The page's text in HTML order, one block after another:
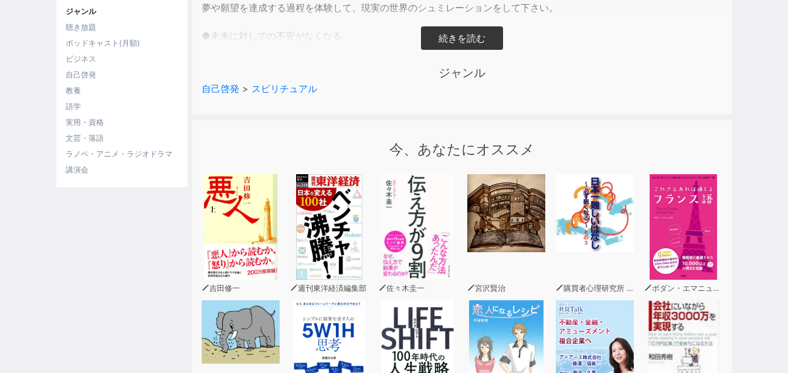
ジャンル
聴き放題
ポッドキャスト(月額)
ビジネス
自己啓発
教養
語学
実用・資格
文芸・落語
ラノベ・アニメ・ラジオドラマ
講演会
夢や願望を達成する過程を体験して、現実の世界のシュミレーションをして下さい。
●未来に対しての不安がなくなる
●幸せな未来を体験することでけんこうになる人生が変わる
HPS心理センター http://www.hps.jp/
ジャンル
自己啓発 > スピリチュアル
今、あなたにオススメ
吉田修一 週刊東洋経済編集部 佐々木圭一 宮沢賢治 購買者心理研究所 株式会社モデンナ 顧問 青木幹和 ボダン・エマニュエル